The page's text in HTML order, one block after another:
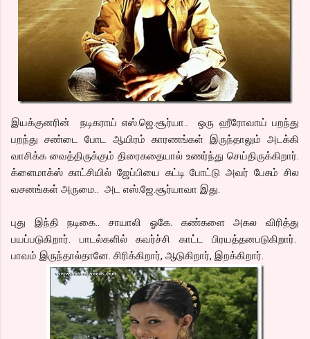
இயக்குனரின் நடிகராய் எஸ்.ஜெ.சூர்யா.. ஒரு ஹீரோவாய் பறந்து
பறந்து சண்டை போட ஆயிரம் காரணங்கள் இருந்தாலும் அடக்கி
வாசிக்க வைத்திருக்கும் திரைகதையால் உணர்ந்து செய்திருக்கிறார்.
க்ளைமாக்ஸ் காட்சியில் ஜேப்பியை கட்டி போட்டு அவர் பேசும் சில
வசனங்கள் அருமை.. அட எஸ்.ஜே.சூர்யாவா இது.
புது இந்தி நடிகை.. சாயாலி ஓகே. கண்களை அகல விரித்து
பயப்படுகிறார். பாடல்களில் கவர்ச்சி காட்ட பிரயத்தனபடுகிறார்.
பாவம் இருந்தால்தானே. சிரிக்கிறார், ஆடுகிறார், இறக்கிறார்.